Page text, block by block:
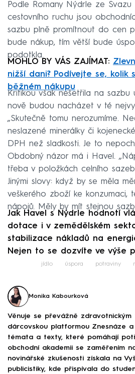
Podle Romany Nýdrle ze
cestovního ruchu jsou
sazbu plně promítnout do cen
bude nákup, tím větší bude
podotkla.
MOHLO BY VÁS ZAJÍMAT:
nižší dani? Podívejte se, kolik
běžném nákupu
Kritikou však nešetřila na sazbu
nově budou nacházet v té
„Skutečně tomu nerozumíme.
neslazené minerálky či
DPH než sladkosti. Je to
Obdobný názor má i Havel.
třeba v položkách celního
Jinými slovy: když by se měla
veškerého zboží ke konzumaci,
nápojů. Měly by mít stejnou
Jak Havel s Nýdrle hodnotí
dotace i v zemědělském
stabilizace nákladů na
Nejen to se dozvíte ve výše
jídlo úspora potraviny
Monika Kabourková
Věnuje se převážně zdravotnickým
dárcovskou platformou Znesnáze
témata a texty, které pomáhají
obchodní akademii se zaměřením
novinářské zkušenosti získala na
publicistiky, kde přispívala do